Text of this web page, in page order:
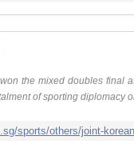
the mixed doubles final
of sporting diplomacy
sports/others/joint-